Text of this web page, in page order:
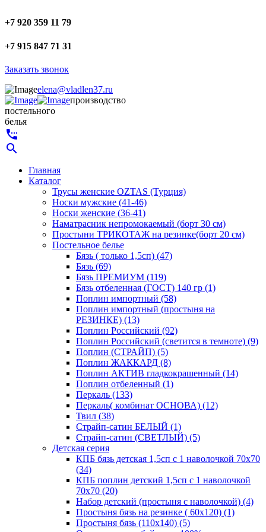
+7 920 359 11 79
+7 915 847 71 31
Заказать звонок
elena@vladlen37.ru
производство
постельного
белья
settings_phone
search
Главная
Каталог
Трусы женские OZTAS (Турция)
Носки мужские (41-46)
Носки женские (36-41)
Наматрасник непромокаемый (борт 30 см)
Простыни ТРИКОТАЖ на резинке(борт 20 см)
Постельное белье
Бязь ( только 1,5сп) (47)
Бязь (69)
Бязь ПРЕМИУМ (119)
Бязь отбеленная (ГОСТ) 140 гр (1)
Поплин импортный (58)
Поплин импортный (простыня на
РЕЗИНКЕ) (13)
Поплин Российский (92)
Поплин Российский (светится в темноте) (9)
Поплин (СТРАЙП) (5)
Поплин ЖАККАРД (8)
Поплин АКТИВ гладкокрашенный (14)
Поплин отбеленный (1)
Перкаль (133)
Перкаль( комбинат ОСНОВА) (12)
Твил (38)
Страйп-сатин БЕЛЫЙ (1)
Страйп-сатин (СВЕТЛЫЙ) (5)
Детская серия
КПБ бязь детская 1,5сп с 1 наволочкой 70х70
(34)
КПБ поплин детский 1,5сп с 1 наволочкой
70х70 (20)
Набор детский (простыня с наволочкой) (4)
Простыня бязь на резинке ( 60х120) (1)
Простыня бязь (110х140) (5)